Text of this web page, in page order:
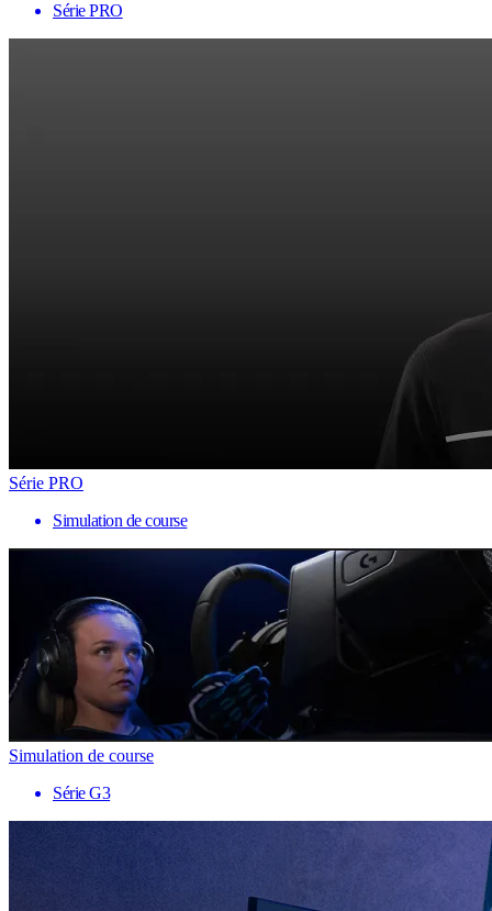
Série PRO
Série PRO
Simulation de course
Simulation de course
Série G3